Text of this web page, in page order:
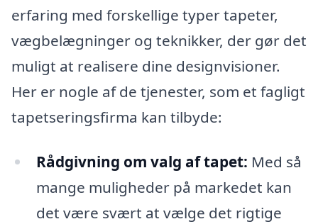
erfaring med forskellige typer tapeter,
vægbelægninger og teknikker, der gør det
muligt at realisere dine designvisioner.
Her er nogle af de tjenester, som et fagligt
tapetseringsfirma kan tilbyde:
Rådgivning om valg af tapet: Med så
mange muligheder på markedet kan
det være svært at vælge det rigtige